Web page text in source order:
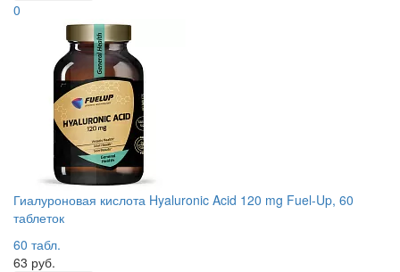
0
Гиалуроновая кислота Hyaluronic Acid 120 mg Fuel-Up, 60
таблеток
60 табл.
63 руб.